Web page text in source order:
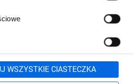
WSZYSTKIE CIASTECZKA
700 lub
71 37 61 600